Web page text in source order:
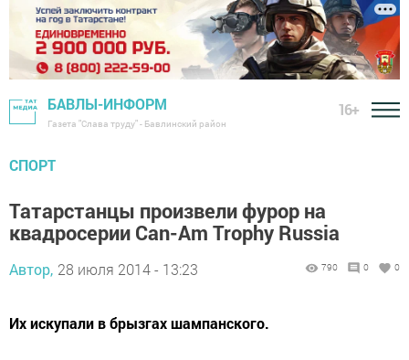
БАВЛЫ-ИНФОРМ
Газета "Слава труду" - Бавлинский район
16+
СПОРТ
Татарстанцы произвели фурор на
квадросерии Can-Am Trophy Russia
Автор, 28 июля 2014 - 13:23 790 0 0
Их искупали в брызгах шампанского.